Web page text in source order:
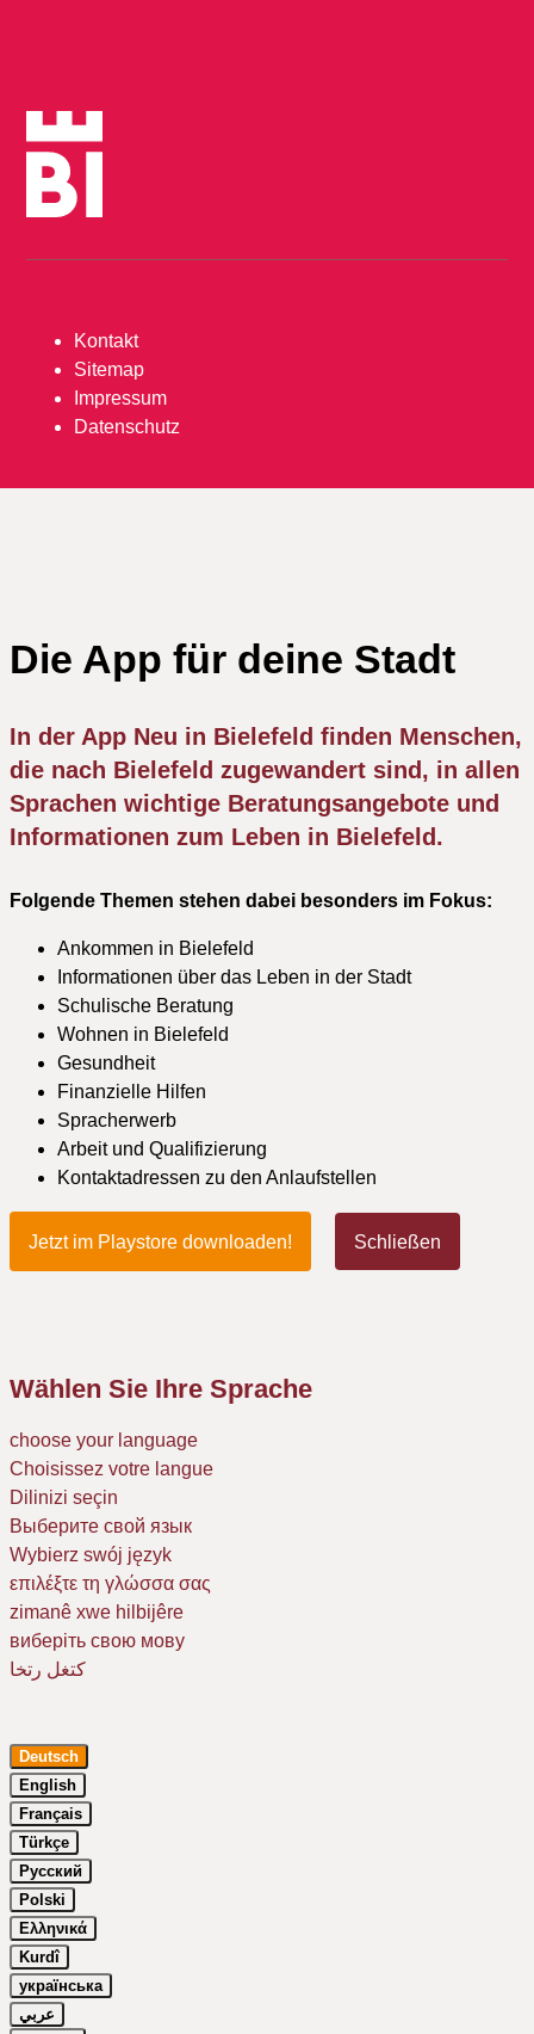
Kontakt
Sitemap
Impressum
Datenschutz
Die App für deine Stadt
In der App Neu in Bielefeld finden Menschen,
die nach Bielefeld zugewandert sind, in allen
Sprachen wichtige Beratungsangebote und
Informationen zum Leben in Bielefeld.
Folgende Themen stehen dabei besonders im Fokus:
Ankommen in Bielefeld
Informationen über das Leben in der Stadt
Schulische Beratung
Wohnen in Bielefeld
Gesundheit
Finanzielle Hilfen
Spracherwerb
Arbeit und Qualifizierung
Kontaktadressen zu den Anlaufstellen
Jetzt im Playstore downloaden! Schließen
Wählen Sie Ihre Sprache
choose your language
Choisissez votre langue
Dilinizi seçin
Выберите свой язык
Wybierz swój język
επιλέξτε τη γλώσσα σας
zimanê xwe hilbijêre
виберіть свою мову
كتغل رتخا
Deutsch
English
Français
Türkçe
Русский
Polski
Ελληνικά
Kurdî
українська
عربي
Um Ihr Erlebnis auf unserer Website zu verbessern, verwenden wir
Cookies. Dazu benötigen wir Ihre Einwilligung. Erfahren Sie mehr in
unsererDatenschutzerklärung
Google Maps